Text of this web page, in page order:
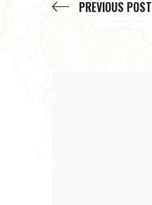
PREVIOUS POST